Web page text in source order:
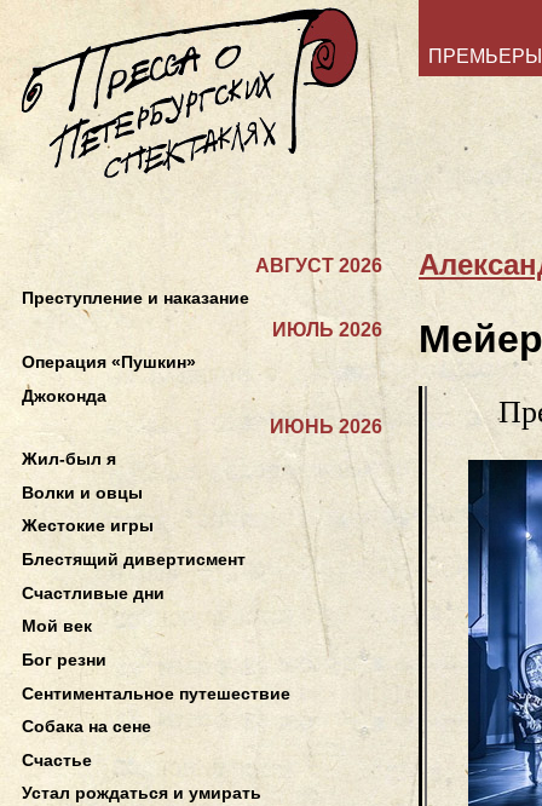
ПРЕМЬЕРЫ
АВГУСТ 2026
Преступление и наказание
ИЮЛЬ 2026
Операция «Пушкин»
Джоконда
ИЮНЬ 2026
Жил-был я
Волки и овцы
Жестокие игры
Блестящий дивертисмент
Счастливые дни
Мой век
Бог резни
Сентиментальное путешествие
Собака на сене
Счастье
Устал рождаться и умирать